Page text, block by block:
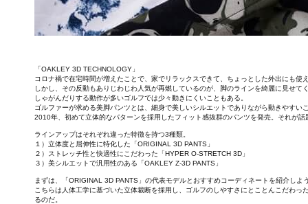
「OAKLEY 3D TECHNOLOGY」
コロナ禍で在宅時間が増えたことで、家でリラックスできて、ちょっとした外出にも
しかし、その反動もありじわじわ人気が再燃しているのが、脚のラインを綺麗に見せ
しゃがんだりする動作が多いゴルフでは少々動きにくいこともある。
ゴルファーが求める美脚パンツとは、細身で美しいシルエットでありながら動きやす
2010年、初めて立体的なパターンを採用したフィット感抜群のパンツを発売。それが
ラインアップはそれぞれ違った特徴を持つ3種類。
１）立体度と屈伸性に特化した「ORIGINAL 3D PANTS」
２）ストレッチ性と快適性にこだわった「HYPER O-STRETCH 3D」
３）美シルエットで汎用性のある「OAKLEY Z-3D PANTS」
まずは、「ORIGINAL 3D PANTS」の代表モデルとおすすめコーディネートを紹介しよ
こちらは人体工学に基づいた立体裁断を採用し、ゴルフのしやすさにとことんこだわ
るのだ。